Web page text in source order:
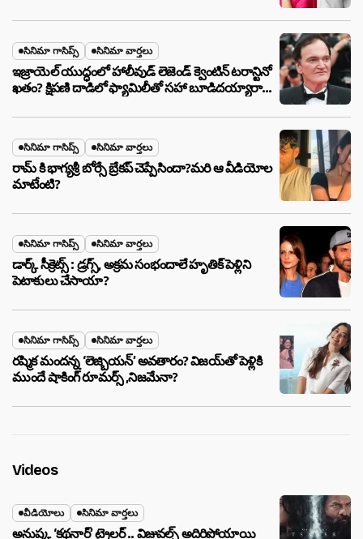
సినిమా గాసిప్స్ సినిమా వార్తలు
ఇజ్రాయెల్ యుద్ధంలో హాలీవుడ్ లెజెండ్ క్వెంటిన్ టరాన్టినో
ఖతం? క్షిపణి దాడిలో ఫ్యామిలీతో సహా బూడిదయ్యారా?
సినిమా గాసిప్స్ సినిమా వార్తలు
రామ్ కి భాగ్యశ్రీ బోర్సే బ్రేకప్ చెప్పేసిందా?మరి ఆ వీడియోల
మాటేంటి?
సినిమా గాసిప్స్ సినిమా వార్తలు
డార్క్ సీక్రెట్స్ : డ్రగ్స్, అక్రమ సంభందాలే హృతిక్ పెళ్లిని
పెటాకులు చేసాయా?
సినిమా గాసిప్స్ సినిమా వార్తలు
రష్మిక మందన్న ‘లెజ్బియన్’ అవతారం? విజయ్‌తో పెళ్లికి
ముందే షాకింగ్ రూమర్స్ ,నిజమేనా?
Videos
వీడియోలు సినిమా వార్తలు
అనుష్క ‘కథనార్’ ట్రైలర్ .. విజువల్స్ అదిరిపోయాయి